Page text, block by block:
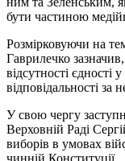
бути частиною
Розмірковуючи на
Гаврилечко
відсутності єдності
відповідальності за
У свою чергу
Верховній Раді
виборів в умовах
чинній Конституції.